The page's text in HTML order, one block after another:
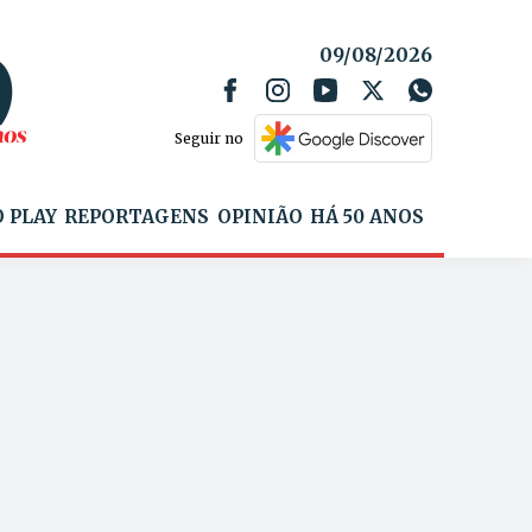
09/08/2026
Seguir no
PLAY REPORTAGENS OPINIÃO HÁ 50 ANOS